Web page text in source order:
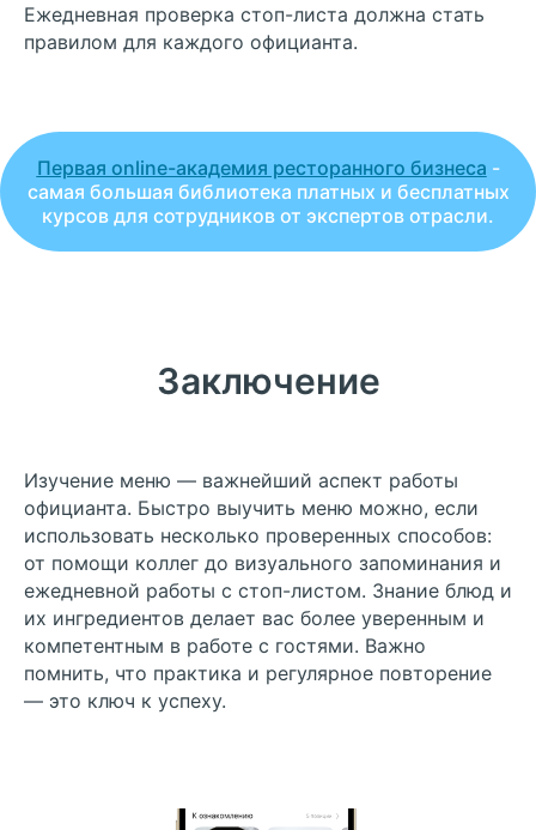
Ежедневная проверка стоп-листа должна стать
правилом для каждого официанта.
Первая online-академия ресторанного бизнеса -
cамая большая библиотека платных и бесплатных
курсов для сотрудников от экспертов отрасли.
Заключение
Изучение меню — важнейший аспект работы
официанта. Быстро выучить меню можно, если
использовать несколько проверенных способов:
от помощи коллег до визуального запоминания и
ежедневной работы с стоп-листом. Знание блюд и
их ингредиентов делает вас более уверенным и
компетентным в работе с гостями. Важно
помнить, что практика и регулярное повторение
— это ключ к успеху.
Оставьте заявку, и наши
специалисты свяжутся с вами
Получите доступ к платформе
бесплатно на 14 дней и начните
с ServiceGuru
ПЛАТФОРМА КОМПАНИЯ
Курсы для обучения
Тарифы
FAQ
Функционал
Решения в области
Мероприятия
Блог
Другие услуги
Вакансии
Отзывы СМИ
Свяжитесь с нами